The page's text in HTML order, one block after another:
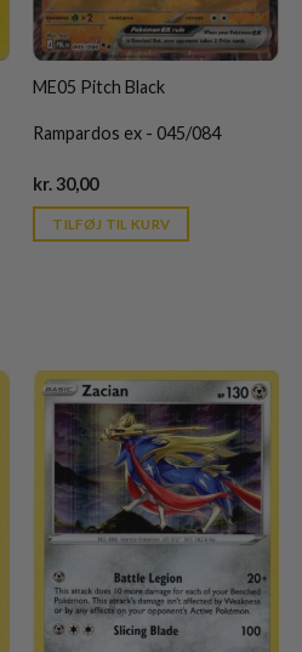
ME05 Pitch Black
Rampardos ex - 045/084
kr.30,00Current
is:
kr. 39,95.
TILFØJ TIL KURV